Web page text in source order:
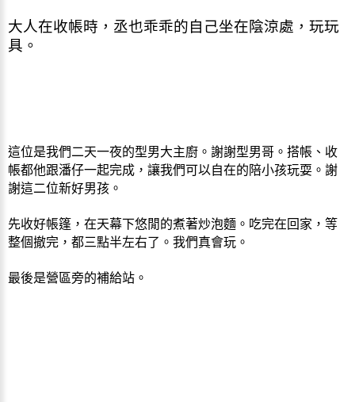
大人在收帳時，丞也乖乖的自己坐在陰涼處，玩玩
具。
這位是我們二天一夜的型男大主廚。謝謝型男哥。搭帳、收
帳都他跟潘仔一起完成，讓我們可以自在的陪小孩玩耍。謝
謝這二位新好男孩。
先收好帳篷，在天幕下悠閒的煮著炒泡麵。吃完在回家，等
整個撤完，都三點半左右了。我們真會玩。
最後是營區旁的補給站。